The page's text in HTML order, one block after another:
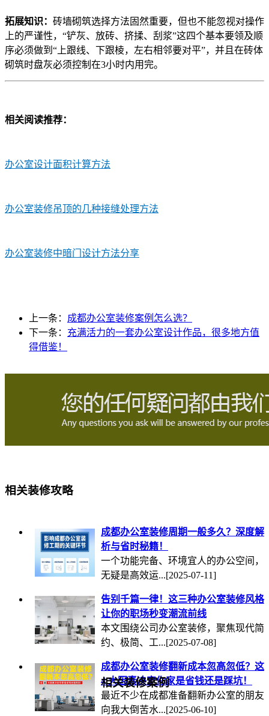
拓展知识： 砖墙砌筑选择方法固然重要，但也不能忽视对操作
上的严谨性，“铲灰、放砖、挤揉、刮浆”这四个基本要领及顺
序必须做到“上跟线、下跟棱，左右相邻要对平”，并且在砖体
砌筑时盘灰必须控制在3小时内用完。
相关阅读推荐：
办公室设计面积计算方法
办公室装修吊顶的几种接缝处理方法
办公室装修中暗门设计方法分享
上一条： 成都办公室装修案例怎么选？
下一条： 充满活力的一套办公室设计作品，很多地方值
得借鉴！
相关装修攻略
成都办公室装修周期一般多久？深度解
析与省时秘籍！
一个功能完备、环境宜人的办公空间，
无疑是高效运...[2025-07-11]
告别千篇一律！这三种办公室装修风格
让你的职场秒变潮流前线
本文围绕公司办公室装修，聚焦现代简
约、极简、工...[2025-07-08]
成都办公室装修翻新成本忽高忽低？这
4 大因素决定你家是省钱还是踩坑！
最近不少在成都准备翻新办公室的朋友
向我大倒苦水...[2025-06-10]
相关装修案例